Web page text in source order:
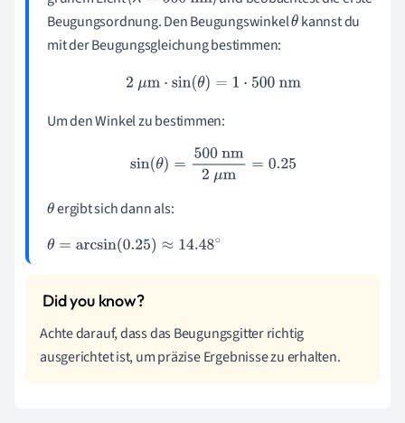
Beugungsordnung. Den Beugungswinkelθkannst du
mit der Beugungsgleichung bestimmen:
2μm⋅sin(θ =1 ⋅500nm
Um den Winkel zu bestimmen:
sin(θ )=500nm2μm=0.25
θergibt sich dann als:
θ=arcsin(0.25)≈14.48∘
Achte darauf, dass das Beugungsgitter richtig
ausgerichtet ist, um präzise Ergebnisse zu erhalten.